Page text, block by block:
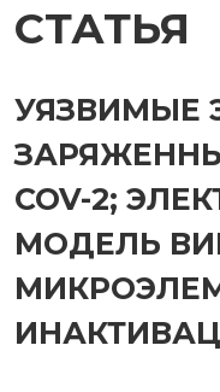
СТАТЬЯ
УЯЗВИМЫЕ
COV-2;
МОДЕЛЬ